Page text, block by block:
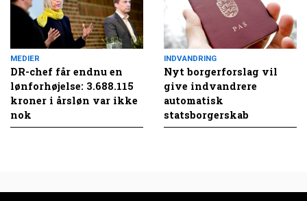
MEDIER
DR-chef får endnu en
lønforhøjelse: 3.688.115
kroner i årsløn var ikke
nok
INDVANDRING
Nyt borgerforslag vil
give indvandrere
automatisk
statsborgerskab